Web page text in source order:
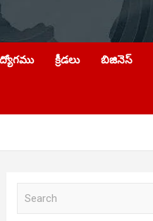
క్రీడలు బిజినెస్